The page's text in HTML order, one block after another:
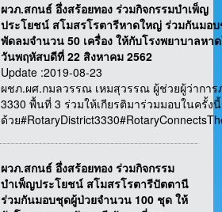
ผวภ.สกนธ์ อึ่งสร้อยทอง ร่วมกิจกรรมบำเพ็ญ
ประโยชน์ สโมสรโรตารีหาดใหญ่ ร่วมกันมอ
พัดลมจำนวน 50 เครื่อง ให้กับโรงพยาบาลหา
วันพฤหัสบดีที่ 22 สิงหาคม 2562
Update :2019-08-23
ผชภ.ผศ.กมลวรรณ เหมสุวรรณ ผู้ช่วยผู้ว่าการ
3330 พื้นที่ 3 ร่วมให้เกียรติมาร่วมมอบในครั้งนี้
ด้วย
ผวภ.สกนธ์ อึ่งสร้อยทอง ร่วมกิจกรรม
บำเพ็ญประโยชน์ สโมสรโรตารีปัตตานี
ร่วมกันมอบชุดผู้ป่วยจำนวน 100 ชุด ให้